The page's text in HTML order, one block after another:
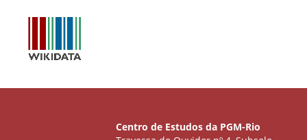
Centro de Estudos da PGM-Rio